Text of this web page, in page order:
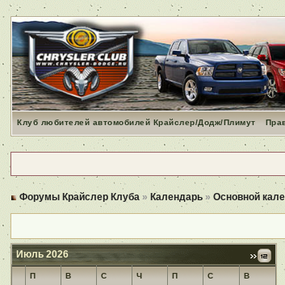
Клуб любителей автомобилей Крайслер/Додж/Плимут
Форумы Крайслер Клуба »Календарь »Основной
Июль 2026
П В С Ч П С В